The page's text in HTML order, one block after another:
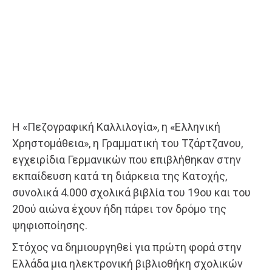
Η «Πεζογραφική Καλλιλογία», η «Ελληνική
Χρηστομάθεια», η Γραμματική του Τζάρτζανου,
εγχειρίδια Γερμανικών που επιβλήθηκαν στην
εκπαίδευση κατά τη διάρκεια της Κατοχής,
συνολικά 4.000 σχολικά βιβλία του 19ου και του
20ού αιώνα έχουν ήδη πάρει τον δρόμο της
ψηφιοποίησης.
Στόχος να δημιουργηθεί για πρώτη φορά στην
Ελλάδα μια ηλεκτρονική βιβλιοθήκη σχολικών